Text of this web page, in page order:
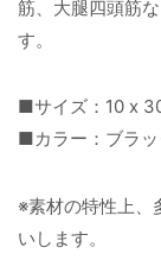
筋、大腿四頭筋
す。
■サイズ：10 x
■カラー：ブラッ
※素材の特性上、
いします。